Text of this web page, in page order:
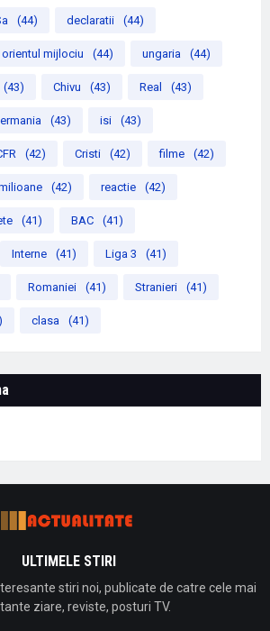
(44) declaratii (44)
orientul mijlociu (44) ungaria (44)
(43) Chivu (43) Real (43)
(43) isi (43)
(42) Cristi (42) filme (42)
(42) reactie (42)
(41) BAC (41)
Interne (41) Liga 3 (41)
Romaniei (41) Stranieri (41)
clasa (41)
ULTIMELE STIRI
stiri noi, publicate de catre cele mai
ziare, reviste, posturi TV.